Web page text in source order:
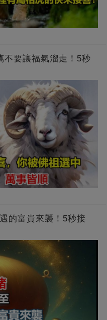
不要讓福氣溜走！5秒
的富貴來襲！5秒接